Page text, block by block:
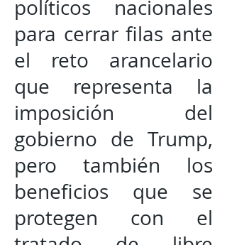
políticos nacionales
para cerrar filas ante
el reto arancelario
que representa la
imposición del
gobierno de Trump,
pero también los
beneficios que se
protegen con el